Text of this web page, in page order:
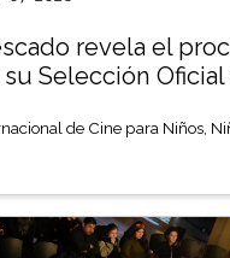
revela el
Selección Oficial
de Cine para Niños,